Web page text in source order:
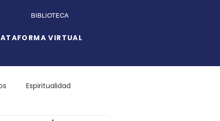
BIBLIOTECA
VIRTUAL
Espiritualidad